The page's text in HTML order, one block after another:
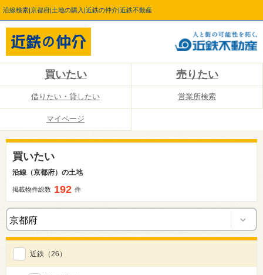
沿線検索|京都府|土地の購入|近鉄の仲介|近鉄不動産
買いたい 売りたい
借りたい・貸したい 営業所検索
マイページ
買いたい
沿線（京都府）の土地
掲載物件総数 192 件
近鉄 （26）